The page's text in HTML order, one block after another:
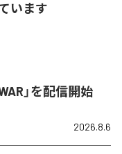
います
」を配信開始
2026.8.6